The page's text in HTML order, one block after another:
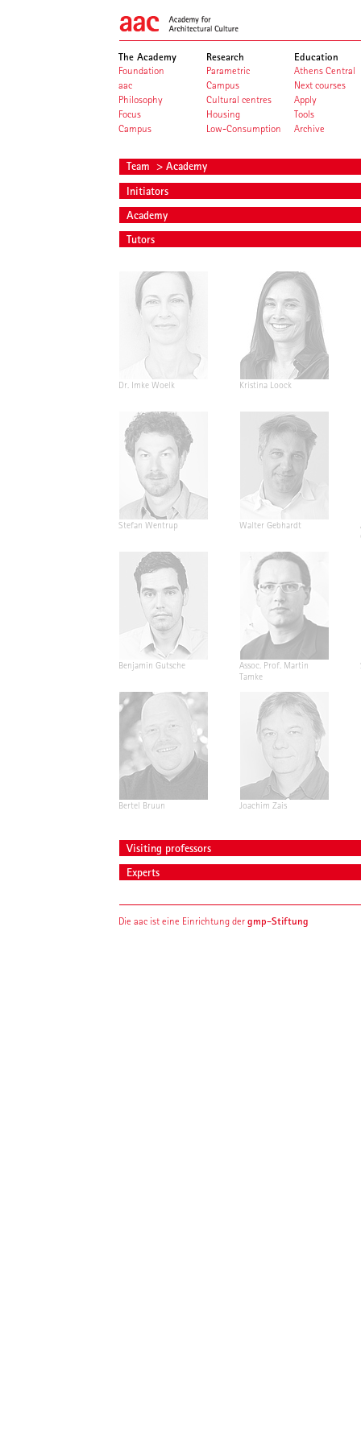
The Academy
Foundation
aac
Philosophy
Focus
Campus
Research
Parametric
Campus
Cultural centres
Housing
Low-Consumption
Education
Athens Central
Next courses
Apply
Tools
Archive
Team > Academy
Initiators
Academy
Tutors
Dr. Imke Woelk Kristina Loock
Stefan Wentrup Walter Gebhardt
Benjamin Gutsche
Assoc. Prof. Martin
Tamke
Bertel Bruun Joachim Zais
Visiting professors
Experts
Die aac ist eine Einrichtung dergmp-Stiftung